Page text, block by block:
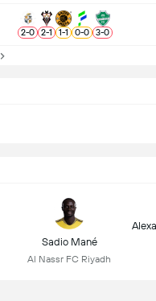
2-0 2-1 1-1 0-0 3-0
Sadio Mané
Al Nassr FC Riyadh